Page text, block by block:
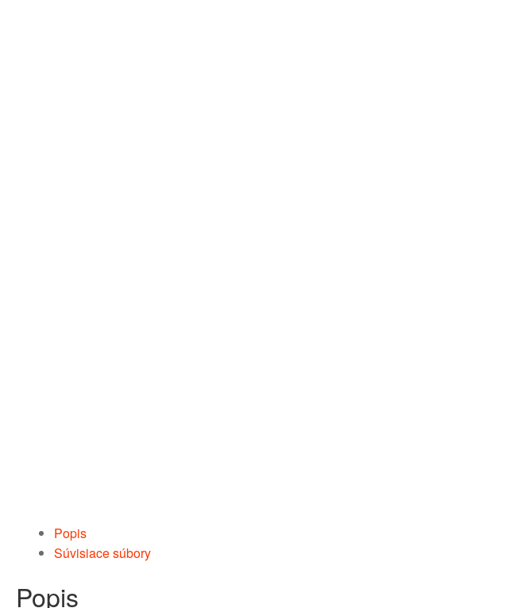
Popis
Súvisiace súbory
Popis